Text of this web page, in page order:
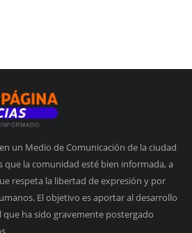
un Medio de Comunicación de la ciudad
que la comunidad esté bien informada, a
respeta la libertad de expresión y por
El objetivo es aportar al desarrollo
ha sido gravemente postergado